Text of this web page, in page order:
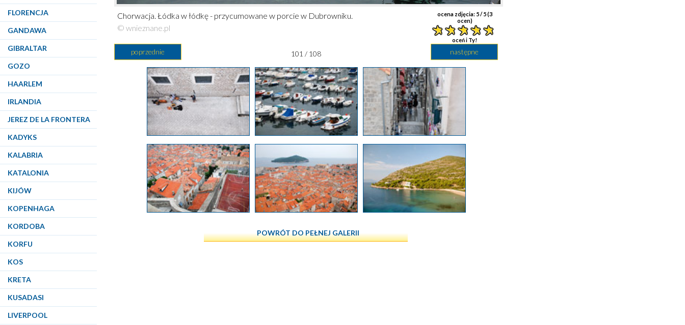
FLORENCJA
GANDAWA
GIBRALTAR
GOZO
HAARLEM
IRLANDIA
JEREZ DE LA FRONTERA
KADYKS
KALABRIA
KATALONIA
KIJÓW
KOPENHAGA
KORDOBA
KORFU
KOS
KRETA
KUSADASI
LIVERPOOL
ocena zdjęcia: 5/ 5 (3
ocen)
oceń i Ty!
Chorwacja. Łódka w łódkę - przycumowane w porcie w Dubrowniku.
© wnieznane.pl
poprzednie następne
101 / 108
POWRÓT DO PEŁNEJ GALERII